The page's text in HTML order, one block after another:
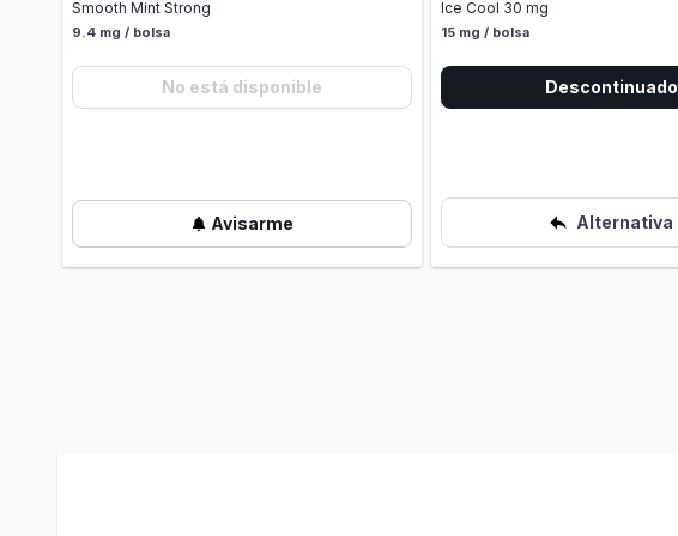
Smooth Mint Strong
9.4 mg / bolsa
No está disponible
Avisarme
Ice Cool 30 mg
15 mg / bolsa
Descontinuado
Alternativa